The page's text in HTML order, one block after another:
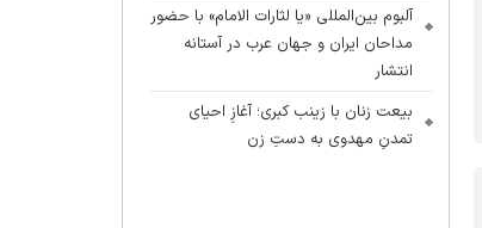
آلبوم بین‌المللی «یا لثارات الامام» با حضور
مداحان ایران و جهان عرب در آستانه
انتشار
بیعت زنان با زینب کبری؛ آغازِ احیای
تمدنِ مهدوی به دستِ زن